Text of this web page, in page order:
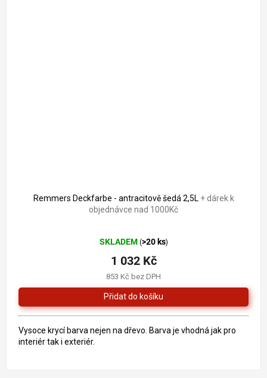
Remmers Deckfarbe - antracitově šedá 2,5L + dárek k
objednávce nad 1000Kč
hodnocení
produktu
je
5,0
z
5
hvězdiček.
SKLADEM (>20 ks)
853 Kč bez DPH
1 032 Kč
Vysoce krycí barva nejen na dřevo. Barva je vhodná jak pro
interiér tak i exteriér.